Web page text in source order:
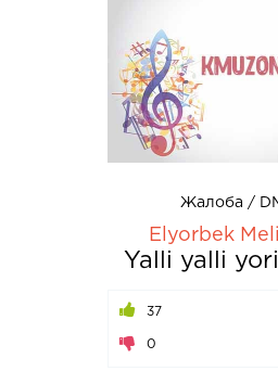
Жалоба /
Elyorbek
Yalli yalli
37
0